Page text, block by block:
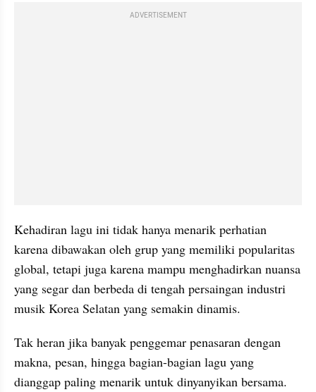
ADVERTISEMENT
Kehadiran lagu ini tidak hanya menarik perhatian
karena dibawakan oleh grup yang memiliki popularitas
global, tetapi juga karena mampu menghadirkan nuansa
yang segar dan berbeda di tengah persaingan industri
musik Korea Selatan yang semakin dinamis.
Tak heran jika banyak penggemar penasaran dengan
makna, pesan, hingga bagian-bagian lagu yang
dianggap paling menarik untuk dinyanyikan bersama.